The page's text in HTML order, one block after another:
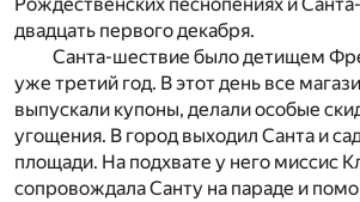
Рождественских песнопениях и
двадцать первого декабря.
Санта-шествие было детищем
уже третий год. В этот день все
выпускали купоны, делали особые
угощения. В город выходил Санта и
площади. На подхвате у него миссис
сопровождала Санту на параде и